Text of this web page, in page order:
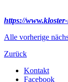
https://
Alle vorherige
Zurück
Kontakt
Facebook